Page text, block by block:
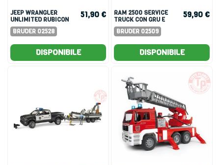
JEEP WRANGLER
UNLIMITED RUBICON
POMPIERI
BRUDER 02528
51,90 €
DISPONIBILE
RAM 2500 SERVICE
TRUCK CON GRU E
LAMPEGGIANTE
BRUDER 02509
59,90 €
DISPONIBILE